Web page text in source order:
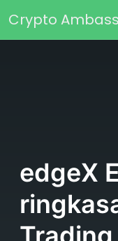
Main
Crypto
edgeX